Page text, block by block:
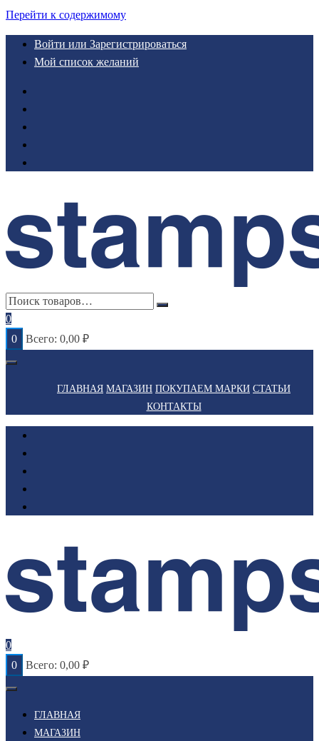
Перейти к содержимому
Войти или Зарегистрироваться
Мой список желаний
0
0
Всего: 0,00 ₽
ГЛАВНАЯ МАГАЗИН ПОКУПАЕМ МАРКИ СТАТЬИ
КОНТАКТЫ
0
0
Всего: 0,00 ₽
ГЛАВНАЯ
МАГАЗИН